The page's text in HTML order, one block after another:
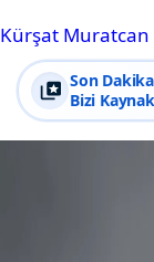
Kürşat Muratcan
Son
Bizi